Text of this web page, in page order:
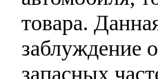
товара.
заблуждение
запасных